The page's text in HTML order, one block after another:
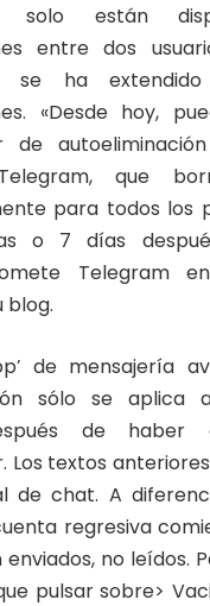
solo están
entre dos
se ha
«Desde hoy,
de
que
para todos los
o 7 días
Telegram
blog.
de mensajería
sólo se aplica
de haber
Los textos
de chat. A
regresiva
enviados, no leídos.
pulsar sobre>